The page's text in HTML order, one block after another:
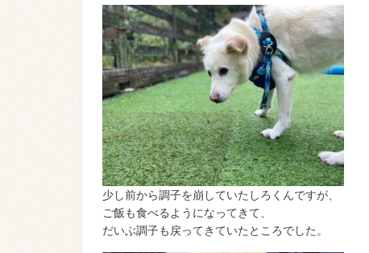
少し前から調子を崩していたしろくんですが、
ご飯も食べるようになってきて、
だいぶ調子も戻ってきていたところでした。